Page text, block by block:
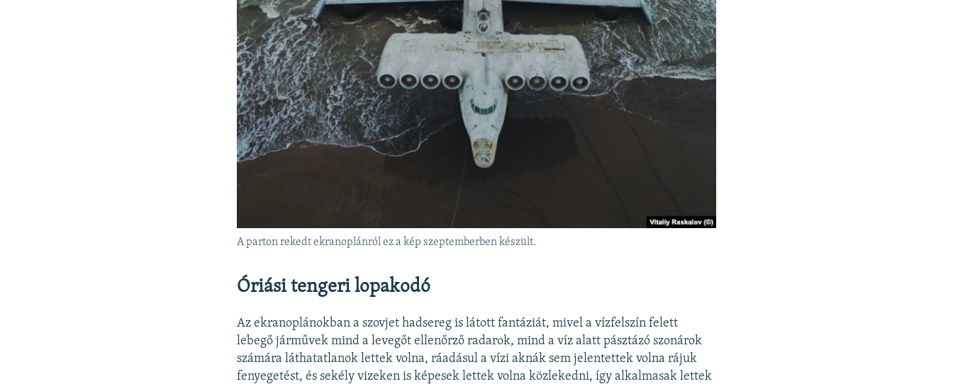
A parton rekedt ekranoplánról ez a kép szeptemberben készült.
Óriási tengeri lopakodó
Az ekranoplánokban a szovjet hadsereg is látott fantáziát, mivel a vízfelszín felett
lebegő járművek mind a levegőt ellenőrző radarok, mind a víz alatt pásztázó szonárok
számára láthatatlanok lettek volna, ráadásul a vízi aknák sem jelentettek volna rájuk
fenyegetést, és sekély vizeken is képesek lettek volna közlekedni, így alkalmasak lettek